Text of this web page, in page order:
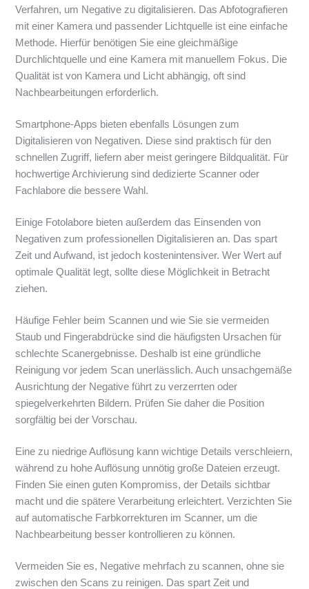
Verfahren, um Negative zu digitalisieren. Das Abfotografieren
mit einer Kamera und passender Lichtquelle ist eine einfache
Methode. Hierfür benötigen Sie eine gleichmäßige
Durchlichtquelle und eine Kamera mit manuellem Fokus. Die
Qualität ist von Kamera und Licht abhängig, oft sind
Nachbearbeitungen erforderlich.
Smartphone-Apps bieten ebenfalls Lösungen zum
Digitalisieren von Negativen. Diese sind praktisch für den
schnellen Zugriff, liefern aber meist geringere Bildqualität. Für
hochwertige Archivierung sind dedizierte Scanner oder
Fachlabore die bessere Wahl.
Einige Fotolabore bieten außerdem das Einsenden von
Negativen zum professionellen Digitalisieren an. Das spart
Zeit und Aufwand, ist jedoch kostenintensiver. Wer Wert auf
optimale Qualität legt, sollte diese Möglichkeit in Betracht
ziehen.
Häufige Fehler beim Scannen und wie Sie sie vermeiden
Staub und Fingerabdrücke sind die häufigsten Ursachen für
schlechte Scanergebnisse. Deshalb ist eine gründliche
Reinigung vor jedem Scan unerlässlich. Auch unsachgemäße
Ausrichtung der Negative führt zu verzerrten oder
spiegelverkehrten Bildern. Prüfen Sie daher die Position
sorgfältig bei der Vorschau.
Eine zu niedrige Auflösung kann wichtige Details verschleiern,
während zu hohe Auflösung unnötig große Dateien erzeugt.
Finden Sie einen guten Kompromiss, der Details sichtbar
macht und die spätere Verarbeitung erleichtert. Verzichten Sie
auf automatische Farbkorrekturen im Scanner, um die
Nachbearbeitung besser kontrollieren zu können.
Vermeiden Sie es, Negative mehrfach zu scannen, ohne sie
zwischen den Scans zu reinigen. Das spart Zeit und